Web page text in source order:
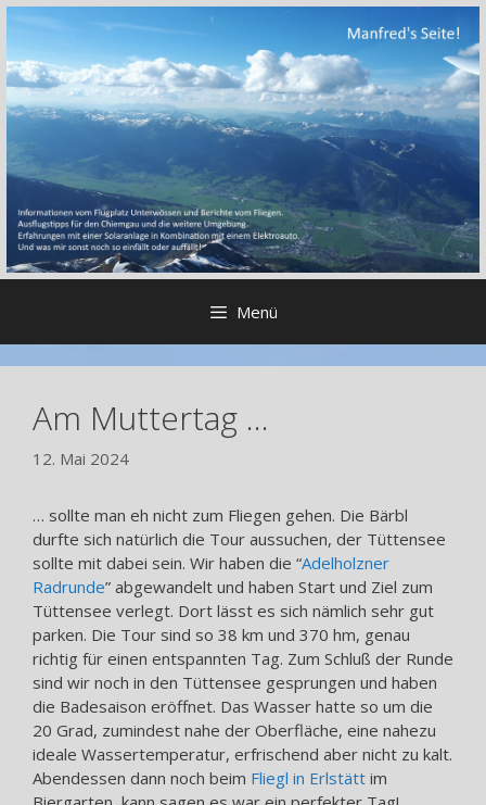
Zum
springen
Menü
Am Muttertag …
12. Mai 2024
… sollte man eh nicht zum Fliegen gehen. Die Bärbl
durfte sich natürlich die Tour aussuchen, der Tüttensee
sollte mit dabei sein. Wir haben die “Adelholzner
Radrunde” abgewandelt und haben Start und Ziel zum
Tüttensee verlegt. Dort lässt es sich nämlich sehr gut
parken. Die Tour sind so 38 km und 370 hm, genau
richtig für einen entspannten Tag. Zum Schluß der Runde
sind wir noch in den Tüttensee gesprungen und haben
die Badesaison eröffnet. Das Wasser hatte so um die
20 Grad, zumindest nahe der Oberfläche, eine nahezu
ideale Wassertemperatur, erfrischend aber nicht zu kalt.
Abendessen dann noch beim Fliegl in Erlstätt im